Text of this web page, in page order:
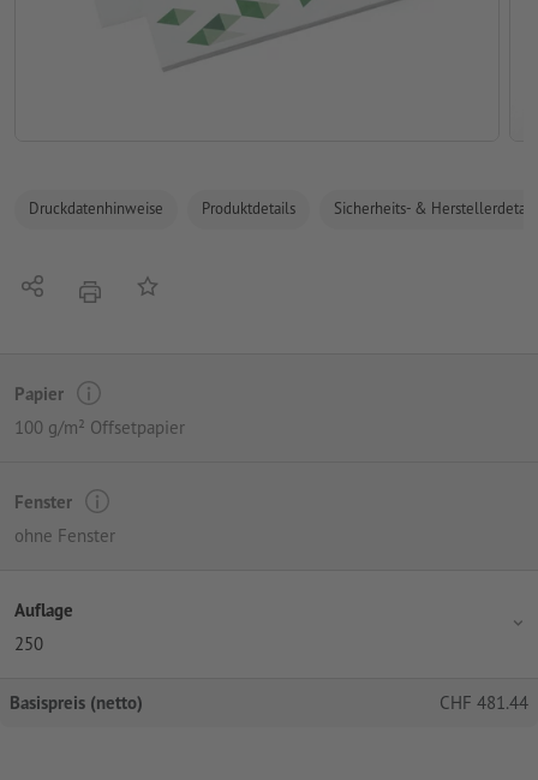
Druckdatenhinweise Produktdetails Sicherheits- &
Teilen DruckenAuf die Merkliste
Papier
100 g/m² Offsetpapier
Fenster
ohne Fenster
Auflage
250
Basispreis (netto) CHF 481.44